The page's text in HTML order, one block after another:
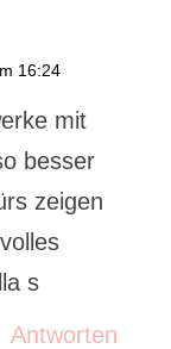
16:24
mit
besser
zeigen
s
Antworten